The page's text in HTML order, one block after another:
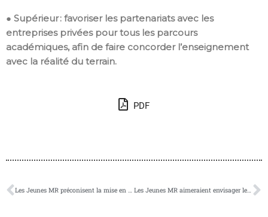
● Supérieur : favoriser les partenariats avec les
entreprises privées pour tous les parcours
académiques, afin de faire concorder l’enseignement
avec la réalité du terrain.
PDF
Les Jeunes MR préconisent la mise en place d’une formation continue sur le numérique pour les enseignants en fonction. Le matériel nécessaire à l’application de cette formation dans leurs cours doit leur être également fourni. Les Jeunes MR aimeraient envisager le smartphone et les autres appareils numériques comme des outils de travail. Ces appareils sont les bienvenus à l’école mais sont soumis à une charte précise d’utilisation afin d’éviter toute dérive.